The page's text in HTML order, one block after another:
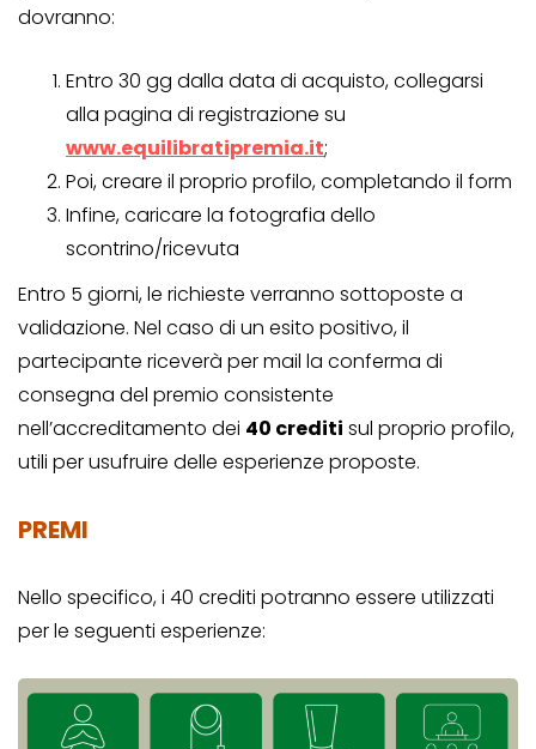
dovranno:
Entro 30 gg dalla data di acquisto, collegarsi
alla pagina di registrazione su
www.equilibratipremia.it;
Poi, creare il proprio profilo, completando il form
Infine, caricare la fotografia dello
scontrino/ricevuta
Entro 5 giorni, le richieste verranno sottoposte a
validazione. Nel caso di un esito positivo, il
partecipante riceverà per mail la conferma di
consegna del premio consistente
nell’accreditamento dei 40 crediti sul proprio profilo,
utili per usufruire delle esperienze proposte.
PREMI
Nello specifico, i 40 crediti potranno essere utilizzati
per le seguenti esperienze: